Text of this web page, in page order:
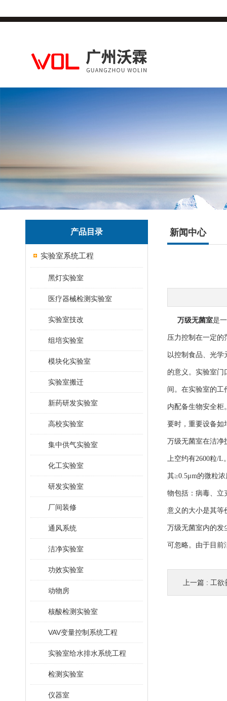
产品目录
实验室系统工程
黑灯实验室
医疗器械检测实验室
实验室技改
组培实验室
模块化实验室
实验室搬迁
新药研发实验室
高校实验室
集中供气实验室
化工实验室
研发实验室
厂间装修
通风系统
洁净实验室
功效实验室
动物房
核酸检测实验室
VAV变量控制系统工程
实验室给水排水系统工程
检测实验室
仪器室
新闻中心
万级无菌室是
压力控制在一定的
以控制食品、光
的意义。实验室门
间。在实验室的工
内配备生物安全柜
要时，重要设备如
万级无菌室在洁净
上空约有2600粒/L
其≥0.5μm的微粒
物包括：病毒、立
意义的大小是其等
万级无菌室内的发
可忽略。由于目前
上一篇 : 工欲